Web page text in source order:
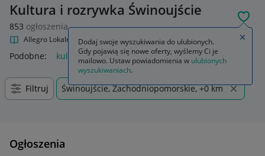
Kultura i rozrywka Świnoujście
853 ogłoszenia
Allegro Lokalnie Kultura i rozrywka
Podobne: kultura i rozrywka
Filtruj Świnoujście, Zachodniopomorskie, +0 km
Ogłoszenia
Dodaj swoje wyszukiwania do ulubionych.
Gdy pojawią się nowe oferty, wyślemy Ci je
mailowo. Ustaw powiadomienia w ulubionych
wyszukiwaniach.